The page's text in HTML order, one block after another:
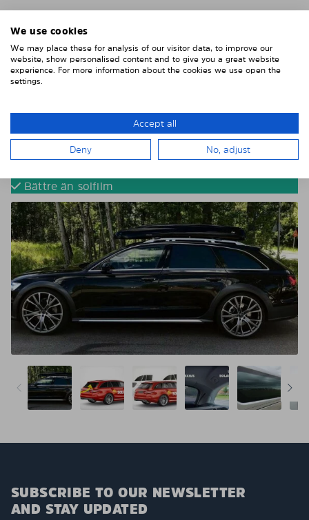
Du har de samme egenskapene som en solfilm for
bilen med våres solskjerming. Reduserer varmen,
fjerner 90% av direkte sollys. Solskjerming for bilen
din som også er kollisjonstestet av svenske VTI og
godkjent av tyske TÜF.
Enklare och smartare än solfilm
Montera enkelt på 15 minuter
Tona dina bilrutor utan solfilm
Bättre än solfilm
SUBSCRIBE TO OUR NEWSLETTER
AND STAY UPDATED
We use cookies
We may place these for analysis of our visitor data, to improve our
website, show personalised content and to give you a great website
experience. For more information about the cookies we use open the
settings.
Accept all
Deny No, adjust